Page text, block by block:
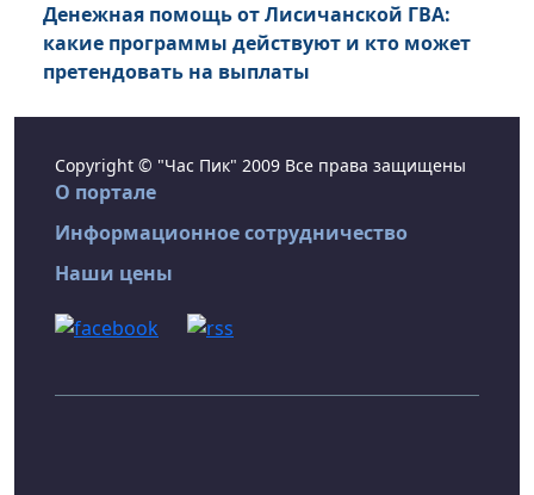
Денежная помощь от Лисичанской ГВА:
какие программы действуют и кто может
претендовать на выплаты
Copyright © "Час Пик" 2009 Все права защищены
О портале
Информационное сотрудничество
Наши цены